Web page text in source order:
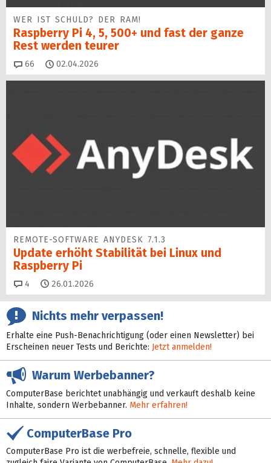
WER IST SCHULD? DER RAM!
Raspberry Pi 4, 5, 500+ und fast der ganze
Rest werden teurer
66 Kommentare
02.04.2026
REMOTE-SOFTWARE ANYDESK 7.1.3
Update erhöht Sta­bi­lität bei Linux und
Raspberry Pi
4 Kommentare
26.01.2026
Nichts mehr verpassen!
Erhalte eine Push-Benachrichtigung (oder einen Newsletter) bei
Erscheinen neuer Tests und Berichte: Jetzt anmelden!
Warum Werbebanner?
ComputerBase berichtet unabhängig und verkauft deshalb keine
Inhalte, sondern Werbebanner. Mehr erfahren!
ComputerBase Pro
ComputerBase Pro ist die werbefreie, schnelle, flexible und